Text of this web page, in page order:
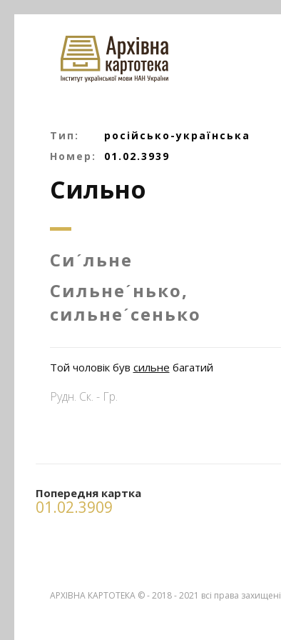
Тип:
російсько-українська
Номер:
01.02.3939
Сильно
Сиˊльне
Сильнеˊнько,
сильнеˊсенько
Той чоловік був сильне багатий
Рудн. Ск. - Гр.
Попередня картка
01.02.3909
АРХІВНА КАРТОТЕКА © - 2018 - 2021 всі права захищені